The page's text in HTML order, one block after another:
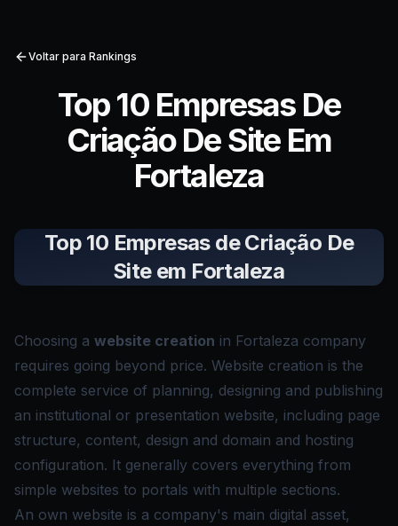
Voltar para Rankings
Top 10 Empresas De
Criação De Site Em
Fortaleza
Top 10 Empresas de Criação De
Site em Fortaleza
Choosing a website creation in Fortaleza company
requires going beyond price. Website creation is the
complete service of planning, designing and publishing
an institutional or presentation website, including page
structure, content, design and domain and hosting
configuration. It generally covers everything from
simple websites to portals with multiple sections.
An own website is a company's main digital asset,